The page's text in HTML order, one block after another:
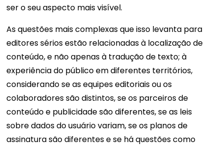
ser o seu aspecto mais visível.
As questões mais complexas que isso levanta para
editores sérios estão relacionadas à localização de
conteúdo, e não apenas à tradução de texto; à
experiência do público em diferentes territórios,
considerando se as equipes editoriais ou os
colaboradores são distintos, se os parceiros de
conteúdo e publicidade são diferentes, se as leis
sobre dados do usuário variam, se os planos de
assinatura são diferentes e se há questões como